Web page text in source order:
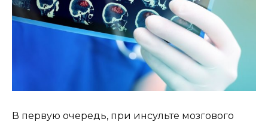
В первую очередь, при инсульте мозгового